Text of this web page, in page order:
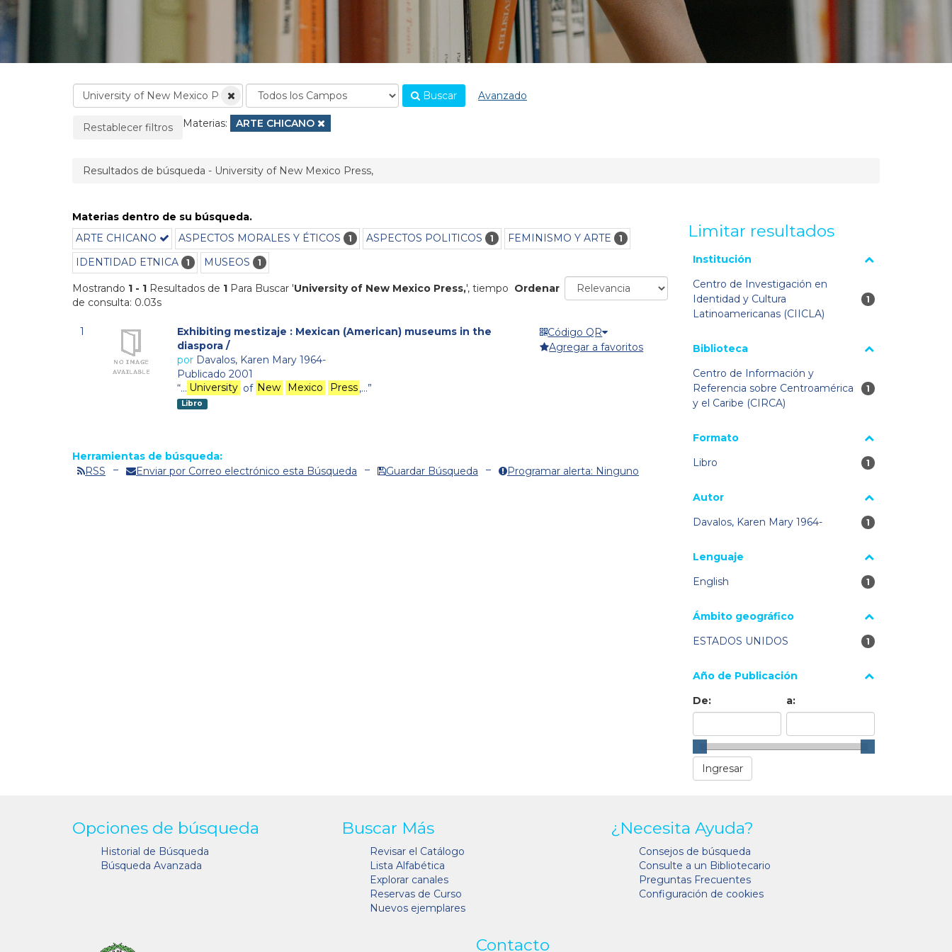
Buscar
Avanzado
La página se recargará cuando se elimine un filtro.
Restablecer filtros Filtros aplicados:
Materias: Eliminar filtro
ARTE CHICANO
Resultados de búsqueda - University of New Mexico Press,
Materias dentro de su búsqueda.
ARTE CHICANO
ASPECTOS MORALES Y ÉTICOS 1 ASPECTOS POLITICOS 1 FEMINISMO Y ARTE 1
IDENTIDAD ETNICA 1 MUSEOS 1
Mostrando 1 - 1 Resultados de 1 Para Buscar 'University of New Mexico Press,', tiempo
de consulta: 0.03s
Ordenar
1
Exhibiting mestizaje : Mexican (American) museums in the
diaspora /
por Davalos, Karen Mary 1964-
Publicado 2001
“… University of New Mexico Press,…”
Libro
Código QR
Agregar a favoritos
Herramientas de búsqueda:
RSS
Enviar por Correo electrónico esta Búsqueda Guardar Búsqueda Programar alerta: Ninguno
Limitar resultados
La página se volverá a cargar cuando se seleccione o
Institución
Centro de Investigación en
Identidad y Cultura
Latinoamericanas (CIICLA)
1 resultados
1
Biblioteca
Centro de Información y
Referencia sobre Centroamérica
y el Caribe (CIRCA)
1 resultados
1
Formato
Libro
1 resultados
1
Autor
Davalos, Karen Mary 1964-
1 resultados
1
Lenguaje
English
1 resultados
1
Ámbito geográfico
ESTADOS UNIDOS
1 resultados
1
Año de Publicación
De:
a:
Opciones de búsqueda
Historial de Búsqueda
Búsqueda Avanzada
Buscar Más
Revisar el Catálogo
Lista Alfabética
Explorar canales
Reservas de Curso
Nuevos ejemplares
¿Necesita Ayuda?
Consejos de búsqueda
Consulte a un Bibliotecario
Preguntas Frecuentes
Configuración de cookies
Contacto